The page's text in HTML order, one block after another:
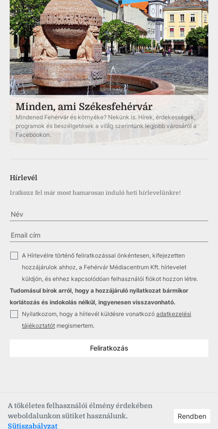
A tökéletes felhasználói élmény érdekében
weboldalunkon sütiket használunk.
Sütiszabályzat
Rendben
Minden, ami Székesfehérvár
Mindened Fehérvár és környéke? Nekünk is. Hírek, érdekességek,
programok és beszélgetések a világ szerintünk legjobb városáról a
Facebookon.
Hírlevél
Iratkozz fel már most hamarosan induló heti hírlevelünkre!
✓
A Hírlevélre történő feliratkozással önkéntesen, kifejezetten
hozzájárulok ahhoz, a Fehérvár Médiacentrum Kft. hírlevelet
küldjön, és ehhez kapcsolódóan felhasználói fiókot hozzon létre.
Tudomásul bírok arról, hogy a hozzájáruló nyilatkozat bármikor
korlátozás és indokolás nélkül, ingyenesen visszavonható.
✓ Nyilatkozom, hogy a hírlevél küldésre vonatkozó adatkezelési
tájékoztatót megismertem.
Feliratkozás
Copyright © 2021–2026 Fehérvár Médiacentrum, fmc.hu